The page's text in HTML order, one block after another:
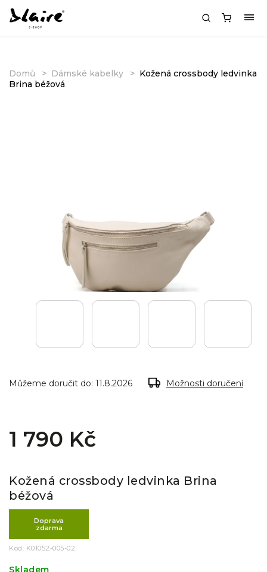
Domů Dámské kabelky
Kožená crossbody ledvinka
Brina béžová
Můžeme doručit do: 11.8.2026 Možnosti doručení
1 790 Kč
Kožená crossbody ledvinka Brina
béžová
Doprava
zdarma
Kód: K01052-005-02
Skladem